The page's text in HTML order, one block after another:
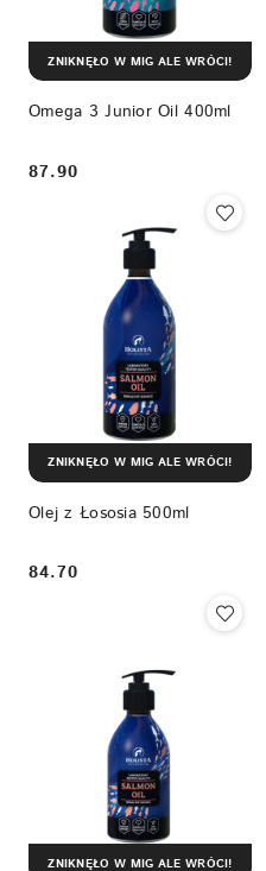
Omega 3 Junior Oil 400ml
Cena:
87.90
ZNIKNĘŁO W MIG ALE WRÓCI!
Olej z Łososia 500ml
Cena:
84.70
ZNIKNĘŁO W MIG ALE WRÓCI!
ZNIKNĘŁO W MIG ALE WRÓCI!